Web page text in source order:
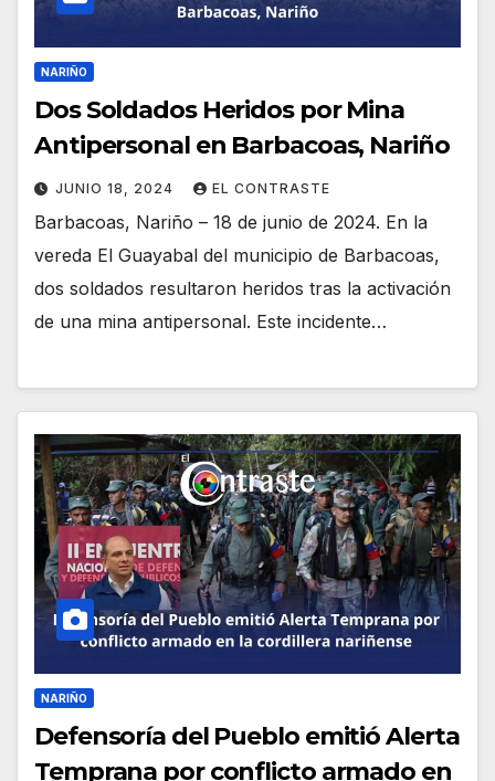
NARIÑO
Dos Soldados Heridos por Mina
Antipersonal en Barbacoas, Nariño
JUNIO 18, 2024 EL CONTRASTE
Barbacoas, Nariño – 18 de junio de 2024. En la
vereda El Guayabal del municipio de Barbacoas,
dos soldados resultaron heridos tras la activación
de una mina antipersonal. Este incidente…
NARIÑO
Defensoría del Pueblo emitió Alerta
Temprana por conflicto armado en